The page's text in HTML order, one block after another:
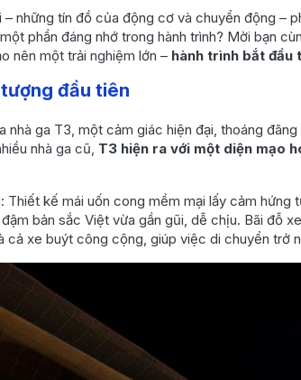
những tín đồ của động cơ và chuyển động –
phần đáng nhớ trong hành trình? Mời bạn
nên một trải nghiệm lớn – hành trình bắt đầu
đầu tiên
nhà ga T3, một cảm giác hiện đại, thoáng
nhà ga cũ, T3 hiện ra với một diện mạo
kế mái uốn cong mềm mại lấy cảm hứng
bản sắc Việt vừa gần gũi, dễ chịu. Bãi đỗ
xe buýt công cộng, giúp việc di chuyển trở